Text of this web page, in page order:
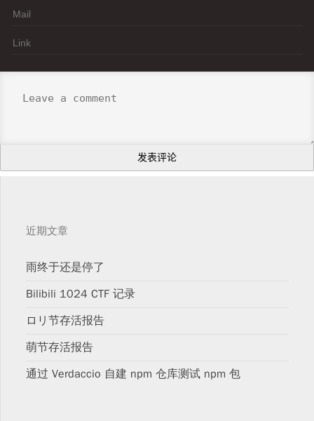
近期文章
雨终于还是停了
Bilibili 1024 CTF 记录
ロリ节存活报告
萌节存活报告
通过 Verdaccio 自建 npm 仓库测试 npm 包